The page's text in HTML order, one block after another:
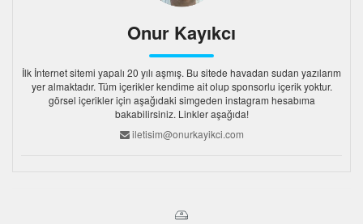
Onur Kayıkcı
İlk İnternet sitemi yapalı 20 yılı aşmış. Bu sitede havadan sudan yazılarım
yer almaktadır. Tüm içerikler kendime ait olup sponsorlu içerik yoktur.
görsel içerikler için aşağıdaki simgeden instagram hesabıma
bakabilirsiniz. Linkler aşağıda!
iletisim@onurkayikci.com